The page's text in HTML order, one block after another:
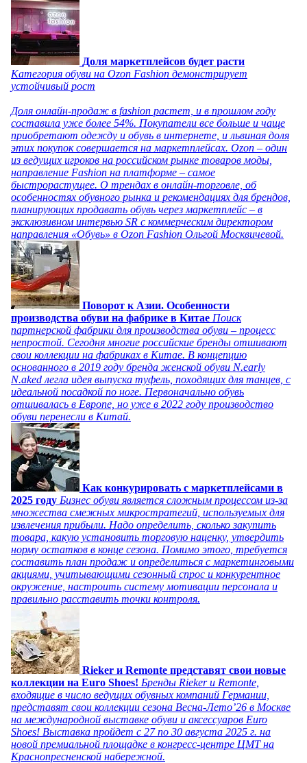
Доля маркетплейсов будет расти
Категория обуви на Ozon Fashion демонстрирует
устойчивый рост
Доля онлайн-продаж в fashion растет, и в прошлом году
составила уже более 54%. Покупатели все больше и чаще
приобретают одежду и обувь в интернете, и львиная доля
этих покупок совершается на маркетплейсах. Ozon – один
из ведущих игроков на российском рынке товаров моды,
направление Fashion на платформе – самое
быстрорастущее. О трендах в онлайн-торговле, об
особенностях обувного рынка и рекомендациях для брендов,
планирующих продавать обувь через маркетплейс – в
эксклюзивном интервью SR с коммерческим директором
направления «Обувь» в Ozon Fashion Ольгой Москвичевой.
Поворот к Азии. Особенности
производства обуви на фабрике в Китае Поиск
партнерской фабрики для производства обуви – процесс
непростой. Сегодня многие российские бренды отшивают
свои коллекции на фабриках в Китае. В концепцию
основанного в 2019 году бренда женской обуви N.early
N.aked легла идея выпуска туфель, походящих для танцев, с
идеальной посадкой по ноге. Первоначально обувь
отшивалась в Европе, но уже в 2022 году производство
обуви перенесли в Китай.
Как конкурировать с маркетплейсами в
2025 году Бизнес обуви является сложным процессом из-за
множества смежных микростратегий, используемых для
извлечения прибыли. Надо определить, сколько закупить
товара, какую установить торговую наценку, утвердить
норму остатков в конце сезона. Помимо этого, требуется
составить план продаж и определиться с маркетинговыми
акциями, учитывающими сезонный спрос и конкурентное
окружение, настроить систему мотивации персонала и
правильно расставить точки контроля.
Rieker и Remonte представят свои новые
коллекции на Euro Shoes! Бренды Rieker и Remonte,
входящие в число ведущих обувных компаний Германии,
представят свои коллекции сезона Весна-Лето’26 в Москве
на международной выставке обуви и аксессуаров Euro
Shoes! Выставка пройдет c 27 по 30 августа 2025 г. на
новой премиальной площадке в конгресс-центре ЦМТ на
Краснопресненской набережной.